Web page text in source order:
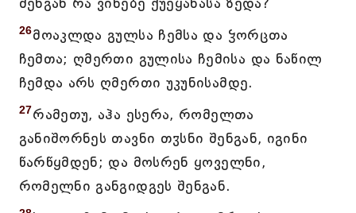
26მოაკლდა გულსა ჩემსა და ჴორცთა
ჩემთა; ღმერთი გულისა ჩემისა და ნაწილ
ჩემდა არს ღმერთი უკუნისამდე.
27რამეთუ, აჰა ესერა, რომელთა
განიშორნეს თავნი თჳსნი შენგან, იგინი
წარწყმდენ; და მოსრენ ყოველნი,
რომელნი განგიდგეს შენგან.